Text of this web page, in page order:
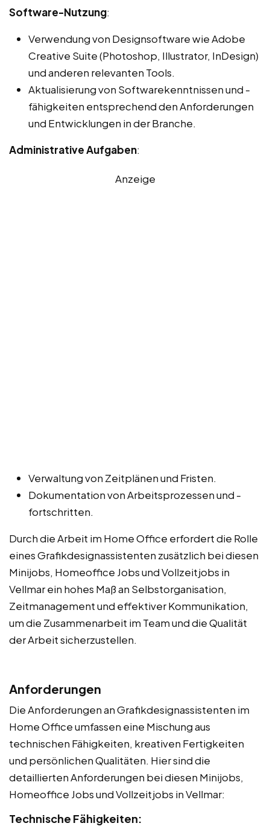
Software-Nutzung:
Verwendung von Designsoftware wie Adobe
Creative Suite (Photoshop, Illustrator, InDesign)
und anderen relevanten Tools.
Aktualisierung von Softwarekenntnissen und -
fähigkeiten entsprechend den Anforderungen
und Entwicklungen in der Branche.
Administrative Aufgaben:
Anzeige
Verwaltung von Zeitplänen und Fristen.
Dokumentation von Arbeitsprozessen und -
fortschritten.
Durch die Arbeit im Home Office erfordert die Rolle
eines Grafikdesignassistenten zusätzlich bei diesen
Minijobs, Homeoffice Jobs und Vollzeitjobs in
Vellmar ein hohes Maß an Selbstorganisation,
Zeitmanagement und effektiver Kommunikation,
um die Zusammenarbeit im Team und die Qualität
der Arbeit sicherzustellen.
Anforderungen
Die Anforderungen an Grafikdesignassistenten im
Home Office umfassen eine Mischung aus
technischen Fähigkeiten, kreativen Fertigkeiten
und persönlichen Qualitäten. Hier sind die
detaillierten Anforderungen bei diesen Minijobs,
Homeoffice Jobs und Vollzeitjobs in Vellmar:
Technische Fähigkeiten: